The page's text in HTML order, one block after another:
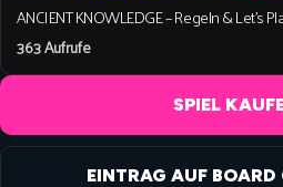
ANCIENT KNOWLEDGE – Regeln & Let’s
363 Aufrufe
SPIEL
EINTRAG AUF BOARD